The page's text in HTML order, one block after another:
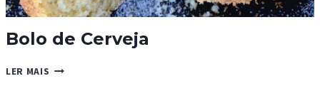
Bolo de Cerveja
LER MAIS BOLO